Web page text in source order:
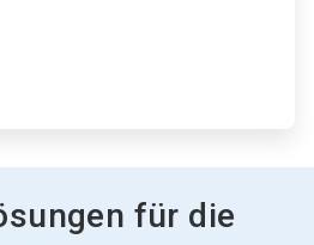
für die